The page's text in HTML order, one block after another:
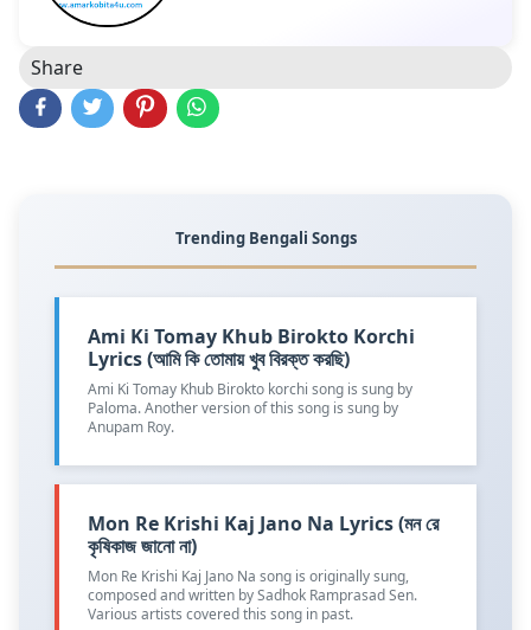
Share
Trending Bengali Songs
Ami Ki Tomay Khub Birokto Korchi
Lyrics (আমি কি তোমায় খুব বিরক্ত করছি)
Ami Ki Tomay Khub Birokto korchi song is sung by
Paloma. Another version of this song is sung by
Anupam Roy.
Mon Re Krishi Kaj Jano Na Lyrics (মন রে
কৃষিকাজ জানো না)
Mon Re Krishi Kaj Jano Na song is originally sung,
composed and written by Sadhok Ramprasad Sen.
Various artists covered this song in past.